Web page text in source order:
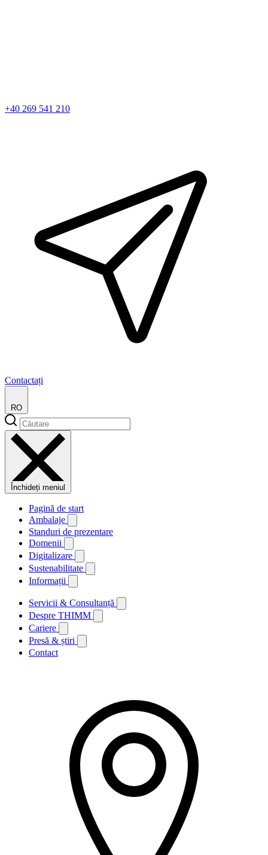
+40 269 541 210
Contactați
RO
Închideți meniul
Pagină de start
Ambalaje
Standuri de prezentare
Domenii
Digitalizare
Sustenabilitate
Informații
Servicii & Consultanță
Despre THIMM
Cariere
Presă & știri
Contact